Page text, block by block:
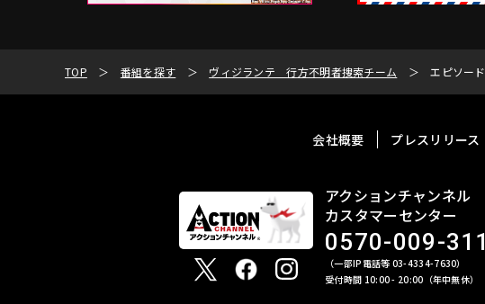
TOP 番組を探す ヴィジランテ 行方不明者捜索チーム エピソード
会社概要 プレスリリース
アクションチャンネル
カスタマーセンター
0570-009-311
（一部IP電話等 03-4334-7630）
受付時間 10:00 - 20:00（年中無休）